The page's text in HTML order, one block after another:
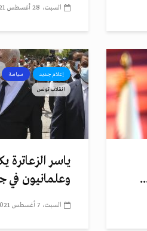
السبت، 28 أغسطس 2021، 10:21 م
إعلام جديد سياسة
انقلاب تونس
ياسر
وعلمانيون في
السبت، 7 أغسطس 2021، 9:35 م